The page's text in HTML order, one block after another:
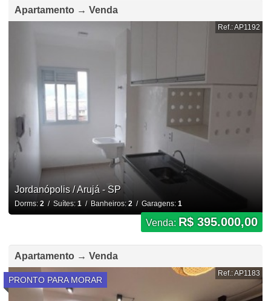
Apartamento → Venda
Ref.: AP1192
Jordanópolis / Arujá - SP
Dorms: 2/ Suítes: 1/ Banheiros: 2/ Garagens: 1
Venda: R$ 395.000,00
Apartamento → Venda
PRONTO PARA MORAR
Ref.: AP1183